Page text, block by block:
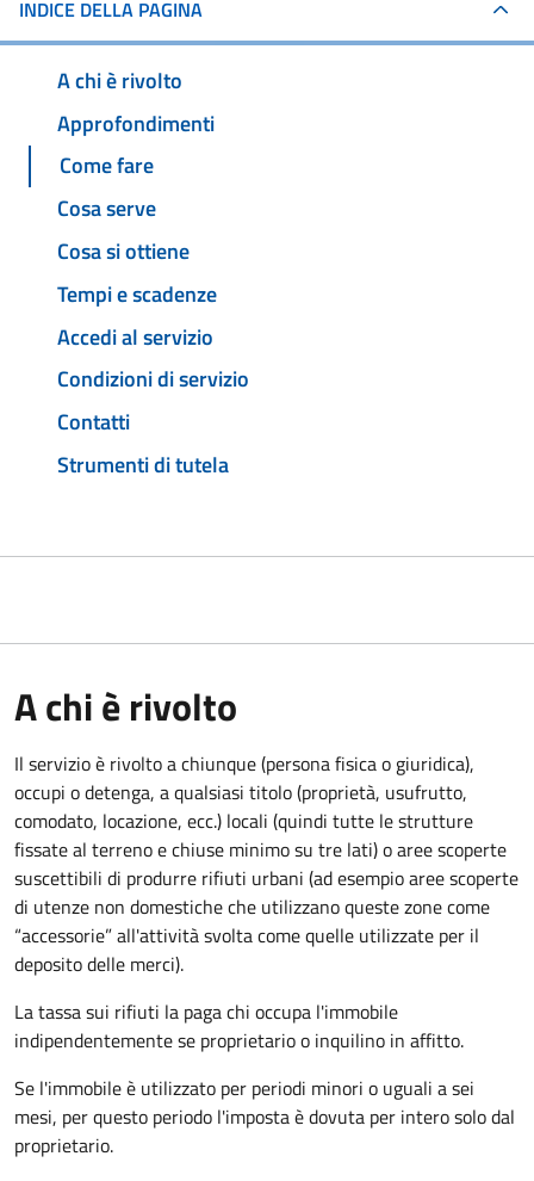
INDICE DELLA PAGINA
A chi è rivolto
Approfondimenti
Come fare
Cosa serve
Cosa si ottiene
Tempi e scadenze
Accedi al servizio
Condizioni di servizio
Contatti
Strumenti di tutela
A chi è rivolto
Il servizio è rivolto a chiunque (persona fisica o giuridica),
occupi o detenga, a qualsiasi titolo (proprietà, usufrutto,
comodato, locazione, ecc.) locali (quindi tutte le strutture
fissate al terreno e chiuse minimo su tre lati) o aree scoperte
suscettibili di produrre rifiuti urbani (ad esempio aree scoperte
di utenze non domestiche che utilizzano queste zone come
“accessorie” all'attività svolta come quelle utilizzate per il
deposito delle merci).
La tassa sui rifiuti la paga chi occupa l'immobile
indipendentemente se proprietario o inquilino in affitto.
Se l'immobile è utilizzato per periodi minori o uguali a sei
mesi, per questo periodo l'imposta è dovuta per intero solo dal
proprietario.